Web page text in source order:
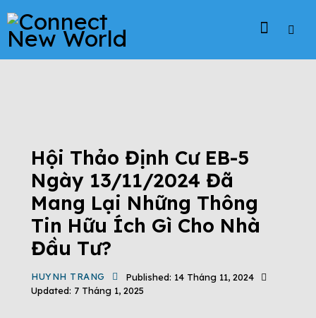
Hội Thảo Định Cư EB-5
Ngày 13/11/2024 Đã
Mang Lại Những Thông
Tin Hữu Ích Gì Cho Nhà
Đầu Tư?
HUYNH TRANG Published: 14 Tháng 11, 2024
Updated: 7 Tháng 1, 2025